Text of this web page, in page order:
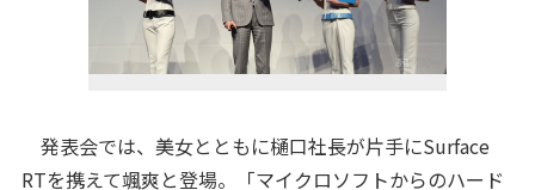
発表会では、美女とともに樋口社長が片手にSurface
RTを携えて颯爽と登場。「マイクロソフトからのハード